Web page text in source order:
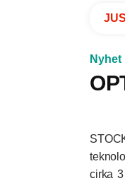
Nyhet
cirka